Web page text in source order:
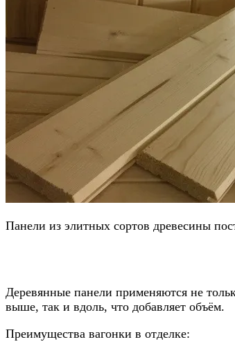
Панели из элитных сортов древесины
Деревянные панели применяются не
выше, так и вдоль, что добавляет объём.
Преимущества вагонки в отделке: